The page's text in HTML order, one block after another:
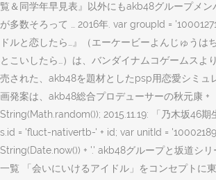
覧＆同学年早見表』以外にもakb48グループメン
が多数そろって … 2016年. var groupId =
ドルと恋したら…』（エーケービーよんじゅうは
とこいしたら…）は、バンダイナムコゲームスよ
売された、akb48を題材としたpsp用恋愛シミュ
画発案は、akb48総合プロデューサーの秋元康 +
String(Math.random()); 2015.11.19: 「乃木坂46期
s.id = 'fluct-nativertb-' + id; var unitId =
String(Date.now()) + '.' akb48グループと坂道シリ
一覧 「会いにいけるアイドル」をコンセプトに